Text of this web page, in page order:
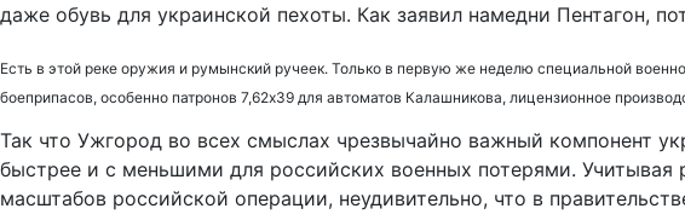
даже обувь для украинской пехоты. Как заявил намедни Пентагон,
Есть в этой реке оружия и румынский ручеек. Только в первую же неделю специальной
боеприпасов, особенно патронов 7,62х39 для автоматов Калашникова, лицензионное
Так что Ужгород во всех смыслах чрезвычайно важный компонент
быстрее и с меньшими для российских военных потерями.
масштабов российской операции, неудивительно, что в